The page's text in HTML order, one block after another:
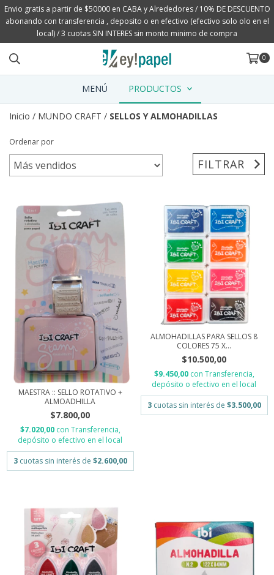
Envio gratis a partir de $50000 en CABA y Alrededores / 10% DE DESCUENTO
abonando con transferencia , deposito o en efectivo (efectivo solo olo en el
local) / 3 cuotas SIN INTERES sin monto minimo de compra
0
MENÚ PRODUCTOS
Inicio / MUNDO CRAFT / SELLOS Y ALMOHADILLAS
Ordenar por
FILTRAR
MAESTRA :: SELLO ROTATIVO +
ALMOADHILLA
$7.800,00
$7.020,00 con Transferencia,
depósito o efectivo en el local
3 cuotas sin interés de $2.600,00
ALMOHADILLAS PARA SELLOS 8
COLORES 75 X...
$10.500,00
$9.450,00 con Transferencia,
depósito o efectivo en el local
3 cuotas sin interés de $3.500,00